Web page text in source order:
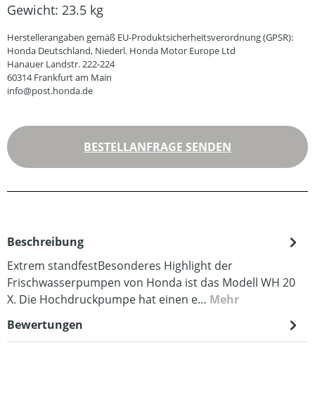
Gewicht: 23.5 kg
Herstellerangaben gemäß EU-Produktsicherheitsverordnung (GPSR):
Honda Deutschland, Niederl. Honda Motor Europe Ltd
Hanauer Landstr. 222-224
60314 Frankfurt am Main
info@post.honda.de
BESTELLANFRAGE SENDEN
Beschreibung
Extrem standfestBesonderes Highlight der
Frischwasserpumpen von Honda ist das Modell WH 20
X. Die Hochdruckpumpe hat einen e… Mehr
Bewertungen